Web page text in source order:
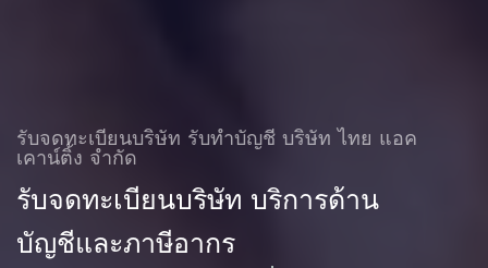
รับจดทะเบียนบริษัท รับทําบัญชี บริษัท ไทย แอค
เคาน์ติ้ง จำกัด
รับจดทะเบียนบริษัท บริการด้าน
บัญชีและภาษีอากร